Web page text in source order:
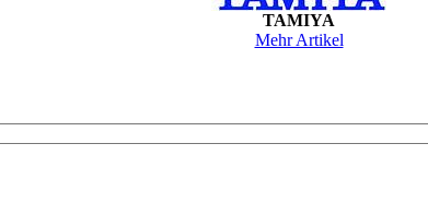
TAMIYA
Mehr Artikel